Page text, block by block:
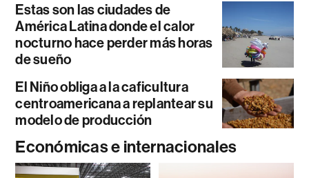
Estas son las ciudades de
América Latina donde el calor
nocturno hace perder más horas
de sueño
El Niño obliga a la caficultura
centroamericana a replantear su
modelo de producción
Económicas e internacionales